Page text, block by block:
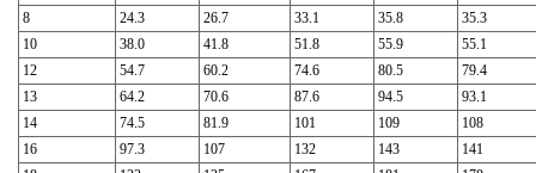
8
24.3 26.7 33.1 35.8
35.3
10
38.0 41.8 51.8 55.9
55.1
12
54.7 60.2 74.6 80.5
79.4
13
64.2 70.6 87.6 94.5
93.1
14
74.5 81.9 101 109
108
16
97.3 107 132 143
141